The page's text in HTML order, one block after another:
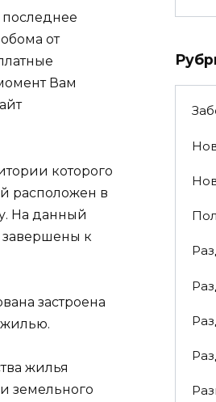
от
Вам
которого
расположен в
На данный
завершены к
застроена
жилья
земельного